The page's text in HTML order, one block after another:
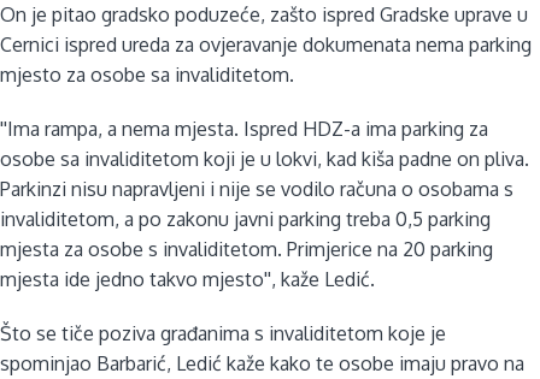
On je pitao gradsko poduzeće, zašto ispred Gradske uprave u
Cernici ispred ureda za ovjeravanje dokumenata nema parking
mjesto za osobe sa invaliditetom.
''Ima rampa, a nema mjesta. Ispred HDZ-a ima parking za
osobe sa invaliditetom koji je u lokvi, kad kiša padne on pliva.
Parkinzi nisu napravljeni i nije se vodilo računa o osobama s
invaliditetom, a po zakonu javni parking treba 0,5 parking
mjesta za osobe s invaliditetom. Primjerice na 20 parking
mjesta ide jedno takvo mjesto'', kaže Ledić.
Što se tiče poziva građanima s invaliditetom koje je
spominjao Barbarić, Ledić kaže kako te osobe imaju pravo na